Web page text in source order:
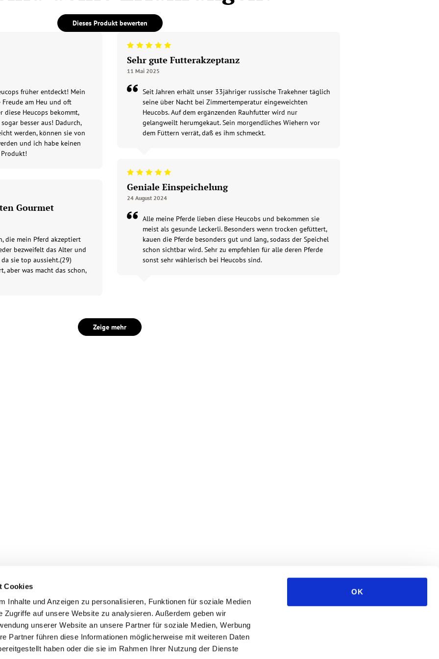
Cookies
Inhalte und Anzeigen zu personalisieren, Funktionen für soziale Medien
Zugriffe auf unsere Website zu analysieren. Außerdem geben wir
unserer Website an unsere Partner für soziale Medien, Werbung
Partner führen diese Informationen möglicherweise mit weiteren Daten
haben oder die sie im Rahmen Ihrer Nutzung der Dienste
OK
Dieses Produkt bewerten
früher entdeckt! Mein
am Heu und oft
diese Heucops bekommt,
besser aus! Dadurch,
werden, können sie von
und ich habe keinen
Gourmet
die mein Pferd akzeptiert
bezweifelt das Alter und
sie top aussieht.(29)
aber was macht das schon,
Beoordeling: 5/5
Sehr gute Futterakzeptanz
11 Mai 2025
Seit Jahren erhält unser 33jähriger russische Trakehner täglich
seine über Nacht bei Zimmertemperatur eingeweichten
Heucobs. Auf dem ergänzenden Rauhfutter wird nur
gelangweilt herumgekaut. Sein morgendliches Wiehern vor
dem Füttern verrät, daß es ihm schmeckt.
Beoordeling: 5/5
Geniale Einspeichelung
24 August 2024
Alle meine Pferde lieben diese Heucobs und bekommen sie
meist als gesunde Leckerli. Besonders wenn trocken gefüttert,
kauen die Pferde besonders gut und lang, sodass der Speichel
schon sichtbar wird. Sehr zu empfehlen für alle deren Pferde
sonst sehr wählerisch bei Heucobs sind.
Zeige mehr